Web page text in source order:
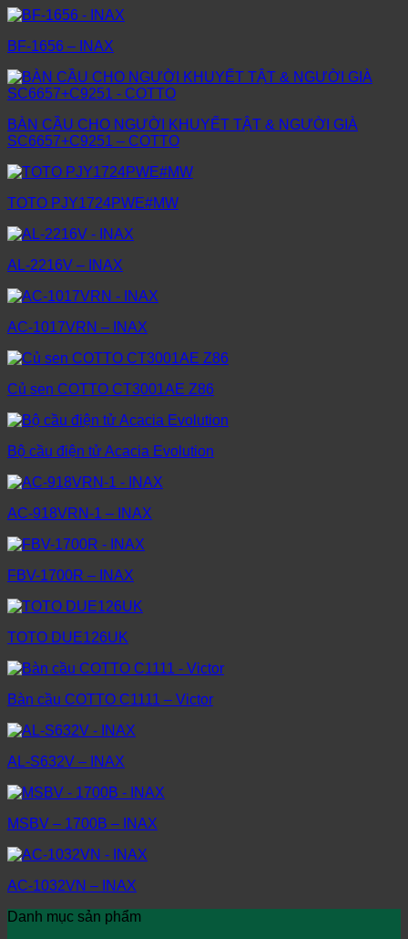
BF-1656 – INAX
BÀN CẦU CHO NGƯỜI KHUYẾT TẬT & NGƯỜI GIÀ
SC6657+C9251 – COTTO
TOTO PJY1724PWE#MW
AL-2216V – INAX
AC-1017VRN – INAX
Củ sen COTTO CT3001AE Z86
Bộ cầu điện tử Acacia Evolution
AC-918VRN-1 – INAX
FBV-1700R – INAX
TOTO DUE126UK
Bàn cầu COTTO C1111 – Victor
AL-S632V – INAX
MSBV – 1700B – INAX
AC-1032VN – INAX
Danh mục sản phẩm